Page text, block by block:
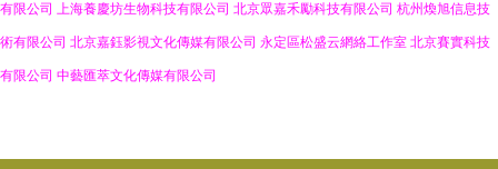
有限公司 上海養慶坊生物科技有限公司 北京眾嘉禾勵科技有限公司 杭州煥旭信息技
術有限公司 北京嘉鈺影視文化傳媒有限公司 永定區松盛云網絡工作室 北京賽實科技
有限公司 中藝匯萃文化傳媒有限公司